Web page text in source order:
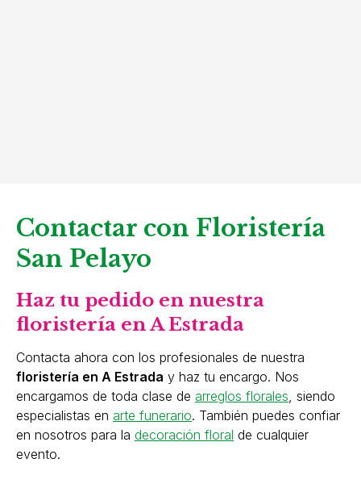
Contactar con Floristería
San Pelayo
Haz tu pedido en nuestra
floristería en A Estrada
Contacta ahora con los profesionales de nuestra
floristería en A Estrada y haz tu encargo. Nos
encargamos de toda clase de arreglos florales , siendo
especialistas en arte funerario. También puedes confiar
en nosotros para la decoración floral de cualquier
evento.